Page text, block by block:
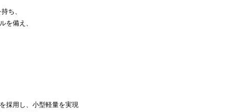
ち、
を備え、
採用し、小型軽量を実現